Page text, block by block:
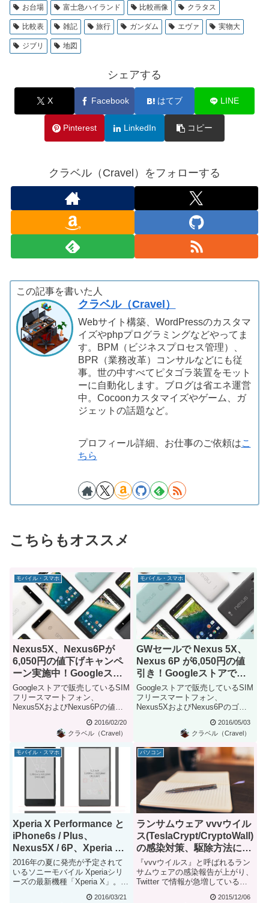
お台場 富士急ハイランド 比較画像 クラタス
比較表 雑記 旅行 ガンダム エヴァ 実物大
ジブリ 地図
シェアする
X Facebook はてブ LINE
Pinterest LinkedIn コピー
クラベル（Cravel）をフォローする
この記事を書いた人
クラベル（Cravel）
Webサイト構築、WordPressのカスタマ
イズやphpプログラミングなどやってま
す。BPM（ビジネスプロセス管理）、
BPR（業務改革）コンサルなどにも従
事。世の中すべてピタゴラ装置をモット
ーに自動化します。ブログは省エネ運営
中。Cocoonカスタマイズやゲーム、ガ
ジェットの話題など。
プロフィール詳細、お仕事のご依頼はこ
ちら
こちらもオススメ
モバイル・スマホ
Nexus5X、Nexus6Pが
6,050円の値下げキャンペ
ーン実施中！Googleスト
アで46,250円から
Googleストアで販売しているSIM
フリースマートフォン、
Nexus5XおよびNexus6Pの値下
2016/02/20
クラベル（Cravel）
モバイル・スマホ
GWセールで Nexus 5X、
Nexus 6P が6,050円の値
引き！Googleストアで
46,250円から
Googleストアで販売しているSIM
フリースマートフォン、
Nexus5XおよびNexus6Pのゴー
2016/05/03
クラベル（Cravel）
モバイル・スマホ
Xperia X Performance と
iPhone6s / Plus、
Nexus5X / 6P、Xperia Z5
の大きさ比較画像を作って
みた
2016年の夏に発売が予定されて
いるソニーモバイル Xperiaシリ
ーズの最新機種「Xperia X」。日
2016/03/21
パソコン
ランサムウェア vvvウイル
ス(TeslaCrypt/CryptoWall)
の感染対策、駆除方法につ
いてまとめ
『vvvウイルス』と呼ばれるラン
サムウェアの感染報告が上がり、
Twitter で情報が急増しているよ
2015/12/06